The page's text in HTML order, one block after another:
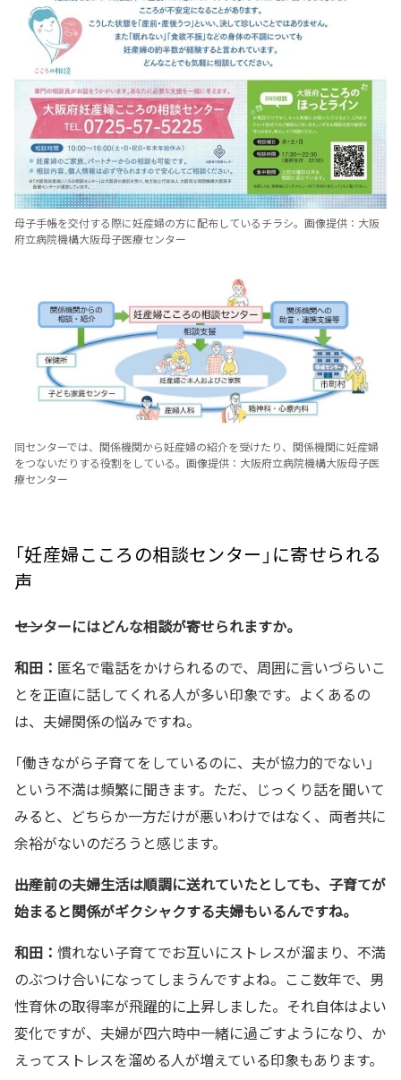
母子手帳を交付する際に妊産婦の方に配布しているチラシ。画像提供：大阪
府立病院機構大阪母子医療センター
同センターでは、関係機関から妊産婦の紹介を受けたり、関係機関に妊産婦
をつないだりする役割をしている。画像提供：大阪府立病院機構大阪母子医
療センター
「妊産婦こころの相談センター」に寄せられる
声
――センターにはどんな相談が寄せられますか。
和田： 匿名で電話をかけられるので、周囲に言いづらいこ
とを正直に話してくれる人が多い印象です。よくあるの
は、夫婦関係の悩みですね。
「働きながら子育てをしているのに、夫が協力的でない」
という不満は頻繁に聞きます。ただ、じっくり話を聞いて
みると、どちらか一方だけが悪いわけではなく、両者共に
余裕がないのだろうと感じます。
――出産前の夫婦生活は順調に送れていたとしても、子育てが
始まると関係がギクシャクする夫婦もいるんですね。
和田： 慣れない子育てでお互いにストレスが溜まり、不満
のぶつけ合いになってしまうんですよね。ここ数年で、男
性育休の取得率が飛躍的に上昇しました。それ自体はよい
変化ですが、夫婦が四六時中一緒に過ごすようになり、か
えってストレスを溜める人が増えている印象もあります。